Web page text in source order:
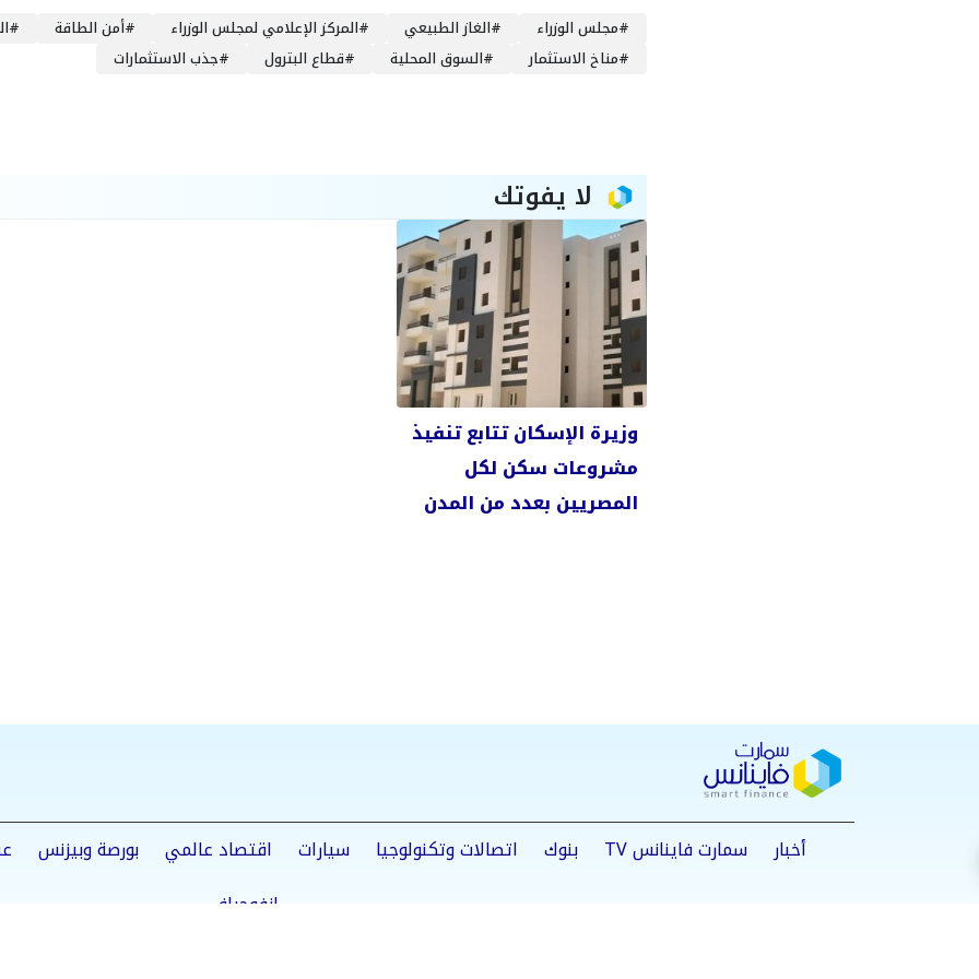
#مجلس الوزراء #الغاز الطبيعي #المركز الإعلامي لمجلس الوزراء #أمن الطاقة #
#مناخ الاستثمار #السوق المحلية #قطاع البترول #جذب الاستثمارات
لا يفوتك
وزيرة الإسكان تتابع تنفيذ
مشروعات سكن لكل
المصريين بعدد من المدن
أخبار سمارت فاينانس TV بنوك اتصالات وتكنولوجيا سيارات اقتصاد عالمي بورصة وبيزنس
إنفوجراف